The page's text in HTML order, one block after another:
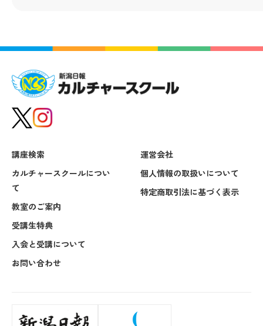
講座検索
カルチャースクールについ
て
教室のご案内
受講生特典
入会と受講について
お問い合わせ
運営会社
個人情報の取扱いについて
特定商取引法に基づく表示